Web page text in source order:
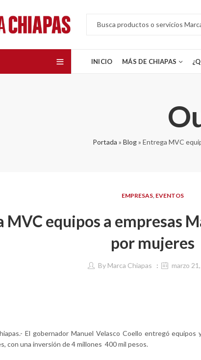
INICIO MÁS DE CHIAPAS
Portada » Blog» Entrega MVC
EMPRESAS, EVENTOS
MVC equipos a empresas
por mujeres
By Marca Chiapas marzo
El gobernador Manuel Velasco Coello entregó
con una inversión de 4 millones 400 mil pesos.